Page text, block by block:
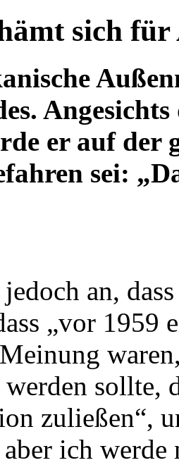
sich
er auf der
sei:
an,
„vor 1959
werden
zuließen“,
ich